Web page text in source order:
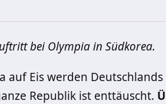
bei Olympia in Südkorea.
auf Eis werden
Republik ist enttäuscht.